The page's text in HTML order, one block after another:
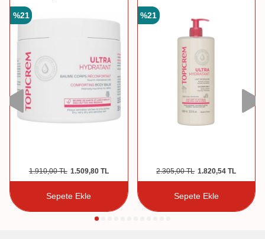
%21
1.910,00TL 1.509,80TL
Sepete Ekle
%21
2.305,00TL 1.820,54 TL
Sepete Ekle